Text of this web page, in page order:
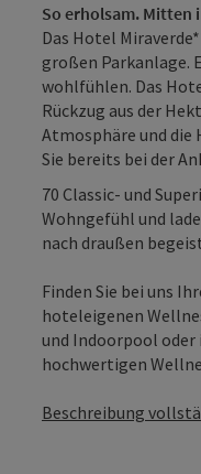
So erholsam. Mitten
Das Hotel
großen Parkanlage.
wohlfühlen. Das
Rückzug aus der
Atmosphäre und die
Sie bereits bei der
70 Classic- und
Wohngefühl und
nach draußen
Finden Sie bei uns
hoteleigenen
und Indoorpool oder
hochwertigen
Beschreibung